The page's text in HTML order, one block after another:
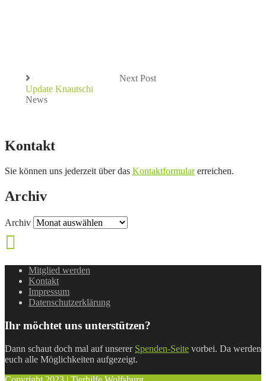
Next Post
Update Knautschi
News
Kontakt
Sie können uns jederzeit über das Kontaktformularerreichen.
Archiv
Archiv
Mitglied werden
Kontakt
Impressum
Datenschutzerklärung
Ihr möchtet uns unterstützen?
Dann schaut doch mal auf unserer Spenden-Seite vorbei. Da werden
euch alle Möglichkeiten aufgezeigt.